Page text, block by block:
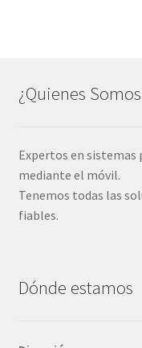
Sobre
¿Quienes
Expertos en
mediante el móvil.
Tenemos todas las
fiables.
Dónde estamos